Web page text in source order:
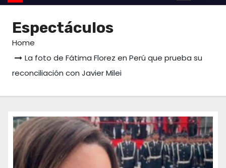
Espectáculos
Home
La foto de Fátima Florez en Perú que prueba su
reconciliación con Javier Milei